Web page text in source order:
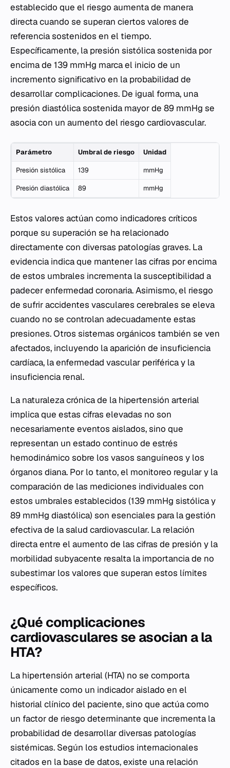
establecido que el riesgo aumenta de manera
directa cuando se superan ciertos valores de
referencia sostenidos en el tiempo.
Específicamente, la presión sistólica sostenida por
encima de 139 mmHg marca el inicio de un
incremento significativo en la probabilidad de
desarrollar complicaciones. De igual forma, una
presión diastólica sostenida mayor de 89 mmHg se
asocia con un aumento del riesgo cardiovascular.
Parámetro Umbral de riesgo Unidad
Presión sistólica 139 mmHg
Presión diastólica 89 mmHg
Estos valores actúan como indicadores críticos
porque su superación se ha relacionado
directamente con diversas patologías graves. La
evidencia indica que mantener las cifras por encima
de estos umbrales incrementa la susceptibilidad a
padecer enfermedad coronaria. Asimismo, el riesgo
de sufrir accidentes vasculares cerebrales se eleva
cuando no se controlan adecuadamente estas
presiones. Otros sistemas orgánicos también se ven
afectados, incluyendo la aparición de insuficiencia
cardíaca, la enfermedad vascular periférica y la
insuficiencia renal.
La naturaleza crónica de la hipertensión arterial
implica que estas cifras elevadas no son
necesariamente eventos aislados, sino que
representan un estado continuo de estrés
hemodinámico sobre los vasos sanguíneos y los
órganos diana. Por lo tanto, el monitoreo regular y la
comparación de las mediciones individuales con
estos umbrales establecidos (139 mmHg sistólica y
89 mmHg diastólica) son esenciales para la gestión
efectiva de la salud cardiovascular. La relación
directa entre el aumento de las cifras de presión y la
morbilidad subyacente resalta la importancia de no
subestimar los valores que superan estos límites
específicos.
¿Qué complicaciones
cardiovasculares se asocian a la
HTA?
La hipertensión arterial (HTA) no se comporta
únicamente como un indicador aislado en el
historial clínico del paciente, sino que actúa como
un factor de riesgo determinante que incrementa la
probabilidad de desarrollar diversas patologías
sistémicas. Según los estudios internacionales
citados en la base de datos, existe una relación